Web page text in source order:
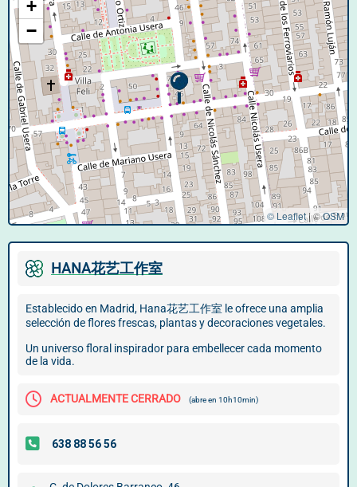
+
−
© Leaflet |©OSM
HANA花艺工作室
Establecido en Madrid, Hana花艺工作室 le ofrece una amplia
selección de flores frescas, plantas y decoraciones vegetales.
Un universo floral inspirador para embellecer cada momento
de la vida.
ACTUALMENTE CERRADO (abre en 10h10min)